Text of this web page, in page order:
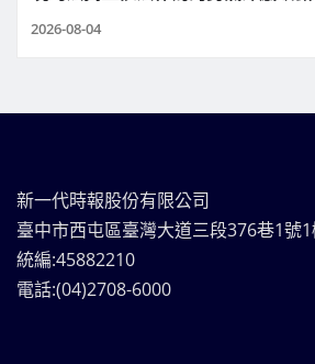
2026-08-04
新一代時報股份有限公司
臺中市西屯區臺灣大道三段376巷1號
統編:45882210
電話:(04)2708-6000